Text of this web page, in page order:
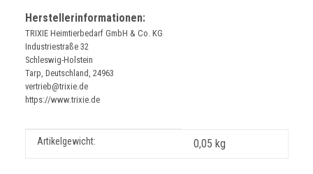
Herstellerinformationen:
TRIXIE Heimtierbedarf GmbH & Co. KG
Industriestraße 32
Schleswig-Holstein
Tarp, Deutschland, 24963
vertrieb@trixie.de
https://www.trixie.de
Produkteigenschaft
Wert
Artikelgewicht: 0,05 kg